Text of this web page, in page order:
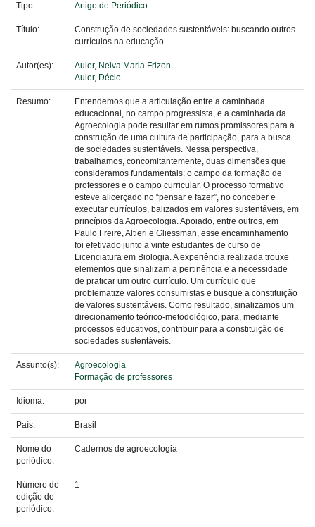
Tipo: Artigo de Periódico
Título:
Construção de sociedades sustentáveis: buscando outros
currículos na educação
Autor(es):
Auler, Neiva Maria Frizon
Auler, Décio
Resumo:
Entendemos que a articulação entre a caminhada
educacional, no campo progressista, e a caminhada da
Agroecologia pode resultar em rumos promissores para a
construção de uma cultura de participação, para a busca
de sociedades sustentáveis. Nessa perspectiva,
trabalhamos, concomitantemente, duas dimensões que
consideramos fundamentais: o campo da formação de
professores e o campo curricular. O processo formativo
esteve alicerçado no “pensar e fazer”, no conceber e
executar currículos, balizados em valores sustentáveis, em
princípios da Agroecologia. Apoiado, entre outros, em
Paulo Freire, Altieri e Gliessman, esse encaminhamento
foi efetivado junto a vinte estudantes de curso de
Licenciatura em Biologia. A experiência realizada trouxe
elementos que sinalizam a pertinência e a necessidade
de praticar um outro currículo. Um currículo que
problematize valores consumistas e busque a constituição
de valores sustentáveis. Como resultado, sinalizamos um
direcionamento teórico-metodológico, para, mediante
processos educativos, contribuir para a constituição de
sociedades sustentáveis.
Assunto(s):
Agroecologia
Formação de professores
Idioma: por
País: Brasil
Nome do
periódico:
Cadernos de agroecologia
Número de
edição do
periódico:
1